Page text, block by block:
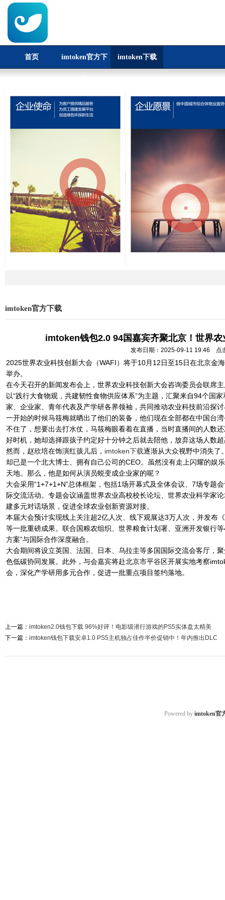
首页 imtoken官方下 imtoken下载
imtoken官方下载
imtoken钱包2.0 94国嘉宾齐聚北京！世界
发布日期：2025-09-11 19:46 点
2025世界农业科技创新大会（WAFI）将于10月12日至15日在北京金
举办。
在今天召开的新闻发布会上，世界农业科技创新大会咨询委员会联席
以“践行大食物观，共建韧性食物供应体系”为主题，汇聚来自94个国
家、企业家、青年代表及产学研各界领袖，共同推动农业科技前沿探
一开始的时候马筱梅就晒出了他们的装备，他们现在全部都在中国台
不住了，想要出去打水仗，马筱梅眼看着在直播，当时直播间的人数
好时机，她却选择跟孩子约定好十分钟之后就去陪他，放弃这场人数
然而，赵欣培在饰演红孩儿后， imtoken下载逐渐从大众视野中消失了
却已是一个北大博士、拥有自己公司的CEO。虽然没有走上闪耀的娱
天地。那么，他是如何从演员蜕变成企业家的呢？
大会采用“1+7+1+N”总体框架，包括1场开幕式及全体会议、7场专题
际交流活动。专题会议涵盖世界农业高校校长论坛、世界农业科学家
建多元对话场景，促进全球农业创新资源对接。
本届大会预计实现线上关注超2亿人次、线下观展达3万人次，并发布
等一批重磅成果。联合国粮农组织、世界粮食计划署、亚洲开发银行
方案”与国际合作深度融合。
大会期间将设立英国、法国、日本、乌拉圭等多国国际交流会客厅，
色低碳协同发展。此外，与会嘉宾将赴北京市平谷区开展实地考察
会，深化产学研用多元合作，促进一批重点项目签约落地。
上一篇： imtoken2.0钱包下载 96%好评！电影级潜行游戏的PS5实体盘太精美
下一篇： imtoken钱包下载安卓1.0 PS5主机独占佳作半价促销中！年内推出DLC
Powered by imtoken官